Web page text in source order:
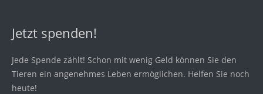
Jetzt spenden!
Jede Spende zählt! Schon mit wenig Geld können Sie den
Tieren ein angenehmes Leben ermöglichen. Helfen Sie noch
heute!